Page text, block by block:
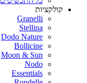
קולקציות
Granelli
Stellina
Dodo Nature
Bollicine
Moon & Sun
Nodo
Essentials